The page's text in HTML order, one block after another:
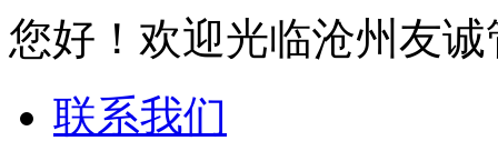
您好！欢迎光临沧州友
联系我们